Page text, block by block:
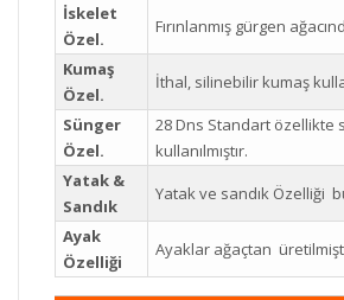
İskelet
Özel.
Fırınlanmış gürgen
Kumaş
Özel.
İthal, silinebilir kumaş
Sünger
Özel.
28 Dns Standart özellikte
kullanılmıştır.
Yatak &
Sandık
Yatak ve sandık Özelliği
Ayak
Özelliği
Ayaklar ağaçtan